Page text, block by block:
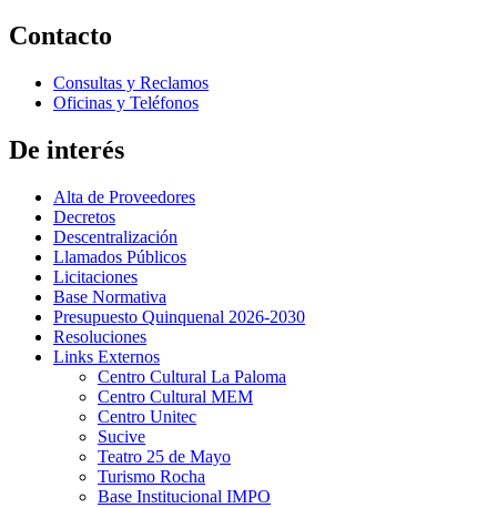
Contacto
Consultas y Reclamos
Oficinas y Teléfonos
De interés
Alta de Proveedores
Decretos
Descentralización
Llamados Públicos
Licitaciones
Base Normativa
Presupuesto Quinquenal 2026-2030
Resoluciones
Links Externos
Centro Cultural La Paloma
Centro Cultural MEM
Centro Unitec
Sucive
Teatro 25 de Mayo
Turismo Rocha
Base Institucional IMPO